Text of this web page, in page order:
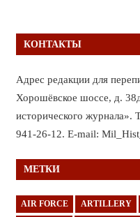
КОНТАКТЫ
Адрес редакции для
Хорошёвское шоссе, д.
исторического журнала».
941-26-12. E-mail:
МЕТКИ
AIR FORCE ARTILLERY